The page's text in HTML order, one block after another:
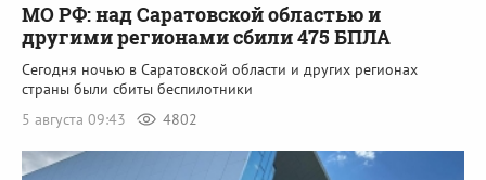
МО РФ: над Саратовской областью и
другими регионами сбили 475 БПЛА
Сегодня ночью в Саратовской области и других регионах
страны были сбиты беспилотники
5 августа 09:43
4802